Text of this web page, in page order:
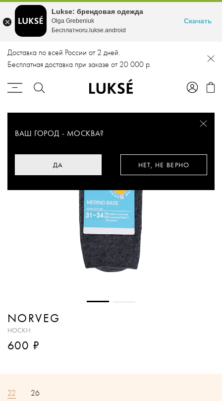
Доставка по всей России от 2 дней.
Бесплатная доставка при заказе от 20 000 р.
ВАШ ГОРОД - МОСКВА?
ДА НЕТ, НЕ ВЕРНО
NORVEG
НОСКИ
600 ₽
22 26
Lukse: брендовая одежда
Olga Grebeniuk
Бесплатноru.lukse.android
Скачать